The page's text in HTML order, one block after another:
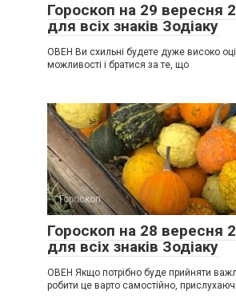
Гороскоп на 29 вересня
для всіх знаків Зодіаку
ОВЕН Ви схильні будете дуже високо
можливості і братися за те, що
Гороскоп
Гороскоп на 28 вересня
для всіх знаків Зодіаку
ОВЕН Якщо потрібно буде прийняти
робити це варто самостійно,